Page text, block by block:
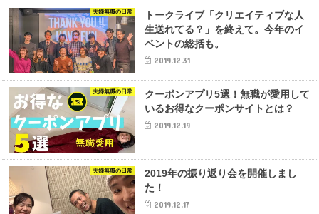
夫婦無職の日常
トークライブ「クリエイティブな人
生送れてる？」を終えて。今年のイ
ベントの総括も。
2019.12.31
夫婦無職の日常
クーポンアプリ5選！無職が愛用して
いるお得なクーポンサイトとは？
2019.12.19
夫婦無職の日常
2019年の振り返り会を開催しまし
た！
2019.12.17